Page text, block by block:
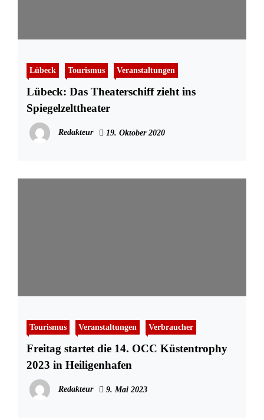
Lübeck Tourismus Veranstaltungen
Lübeck: Das Theaterschiff zieht ins
Spiegelzelttheater
Redakteur 19. Oktober 2020
Tourismus Veranstaltungen Verbraucher
Freitag startet die 14. OCC Küstentrophy
2023 in Heiligenhafen
Redakteur 9. Mai 2023